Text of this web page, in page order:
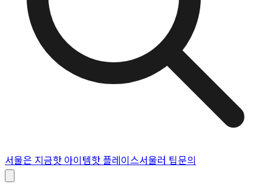
서울은 지금핫 아이템핫 플레이스서울러 팁문의